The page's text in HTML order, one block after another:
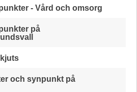
- Vård och omsorg
på
och synpunkt på